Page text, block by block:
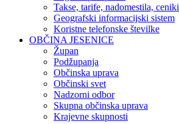
Takse, tarife, nadomestila, ceniki
Geografski informacijski sistem
Koristne telefonske številke
OBČINA JESENICE
Župan
Podžupanja
Občinska uprava
Občinski svet
Nadzorni odbor
Skupna občinska uprava
Krajevne skupnosti